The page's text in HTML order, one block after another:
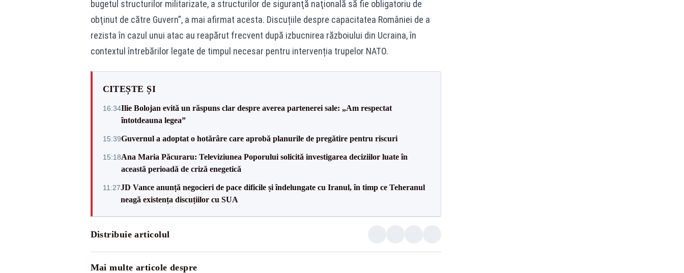
bugetul structurilor militarizate, a structurilor de siguranţă naţională să fie obligatoriu de
obţinut de către Guvern”, a mai afirmat acesta. Discuțiile despre capacitatea României de a
rezista în cazul unui atac au reapărut frecvent după izbucnirea războiului din Ucraina, în
contextul întrebărilor legate de timpul necesar pentru intervenția trupelor NATO.
CITEȘTE ȘI
16:34Ilie Bolojan evită un răspuns clar despre averea partenerei sale: „Am respectat
întotdeauna legea”
15:39Guvernul a adoptat o hotărâre care aprobă planurile de pregătire pentru riscuri
15:18Ana Maria Păcuraru: Televiziunea Poporului solicită investigarea deciziilor luate în
această perioadă de criză enegetică
11:27JD Vance anunță negocieri de pace dificile și îndelungate cu Iranul, în timp ce Teheranul
neagă existența discuțiilor cu SUA
Distribuie articolul
Mai multe articole despre